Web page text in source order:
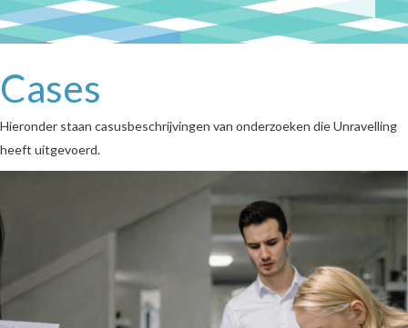
Cases
Hieronder staan casusbeschrijvingen van onderzoeken die Unravelling
heeft uitgevoerd.